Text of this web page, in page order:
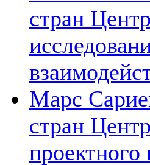
стран
Марс
стран